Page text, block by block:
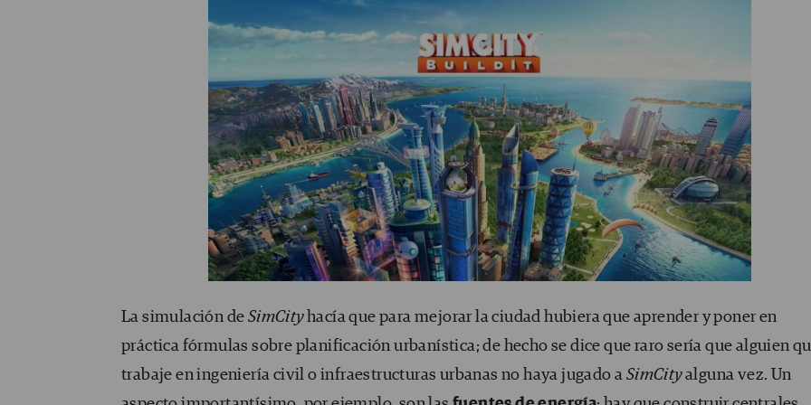
La simulación de SimCityhacía que para mejorar la ciudad hubiera que aprender y poner en
práctica fórmulas sobre planificación urbanística; de hecho se dice que raro sería que alguien
trabaje en ingeniería civil o infraestructuras urbanas no haya jugado a SimCityalguna vez. Un